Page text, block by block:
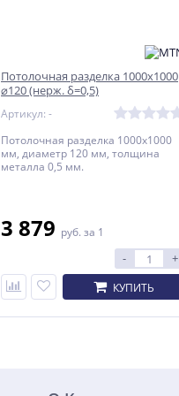
Потолочная разделка 1000x1000
⌀120 (нерж. δ=0,5)
Артикул: -
Потолочная разделка 1000x1000
мм, диаметр 120 мм, толщина
металла 0,5 мм.
3 879 руб. за 1
- +
КУПИТЬ